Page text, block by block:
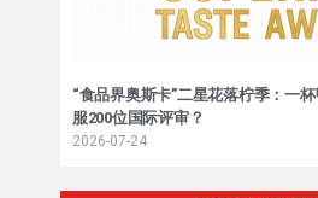
“食品界奥斯卡”二星花落柠季：一
服200位国际评审？
2026-07-24